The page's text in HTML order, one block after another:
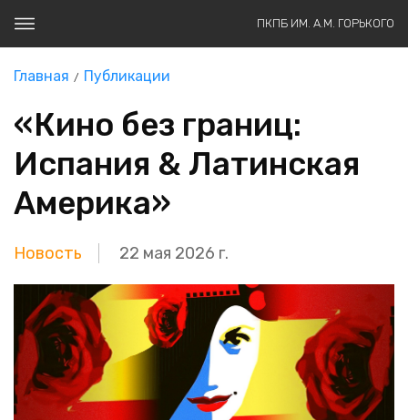
ПКПБ ИМ. А.М. ГОРЬКОГО
Главная Публикации
«Кино без границ:
Испания & Латинская
Америка»
Новость 22 мая 2026 г.